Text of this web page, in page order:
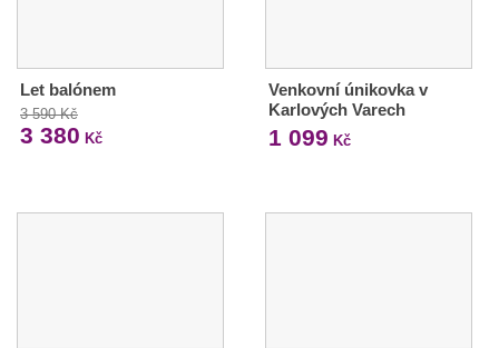
Let balónem
3 590 Kč
3 380 Kč
Venkovní únikovka v
Karlových Varech
1 099 Kč